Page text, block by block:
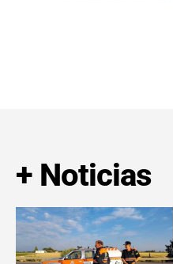
+ Noticias